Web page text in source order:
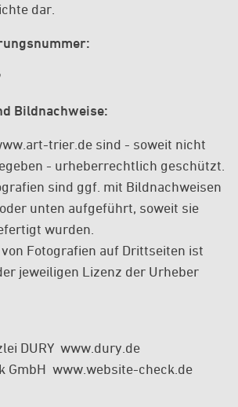
dar.
Bildnachweise:
trier.de sind - soweit nicht
- urheberrechtlich geschützt.
sind ggf. mit Bildnachweisen
unten aufgeführt, soweit sie
wurden.
Fotografien auf Drittseiten ist
jeweiligen Lizenz der Urheber
DURY  www.dury.de
 www.website-check.de